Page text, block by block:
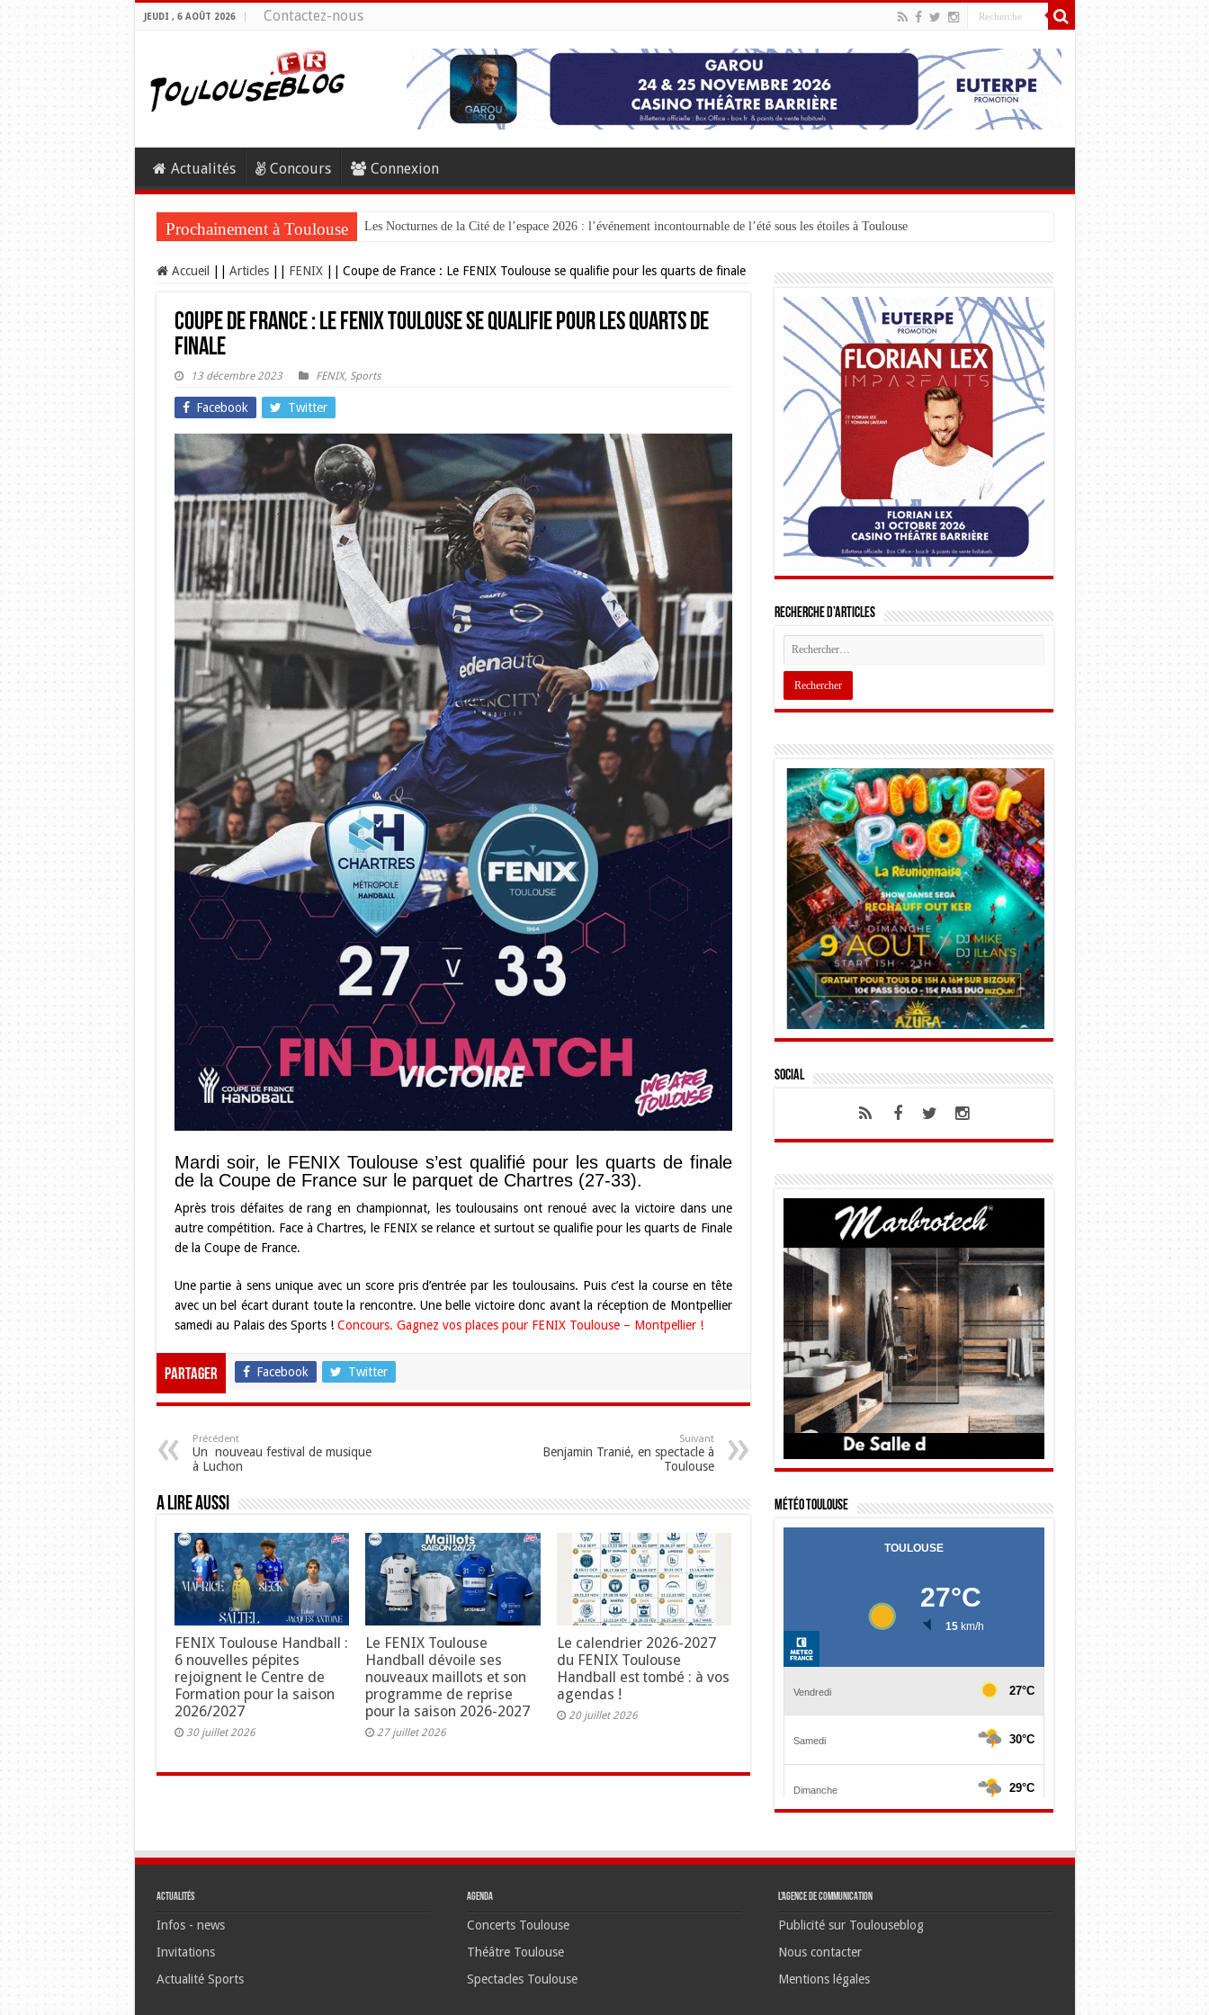
JEUDI , 6 AOÛT 2026 Contactez-nous
Actualités Concours Connexion
Prochainement à Toulouse Les Nocturnes de la Cité de l’espace 2026 : l’événement incontournable de l’été sous les étoiles à Toulouse
Accueil Articles FENIX Coupe de France : Le FENIX Toulouse se qualifie pour les quarts de finale
Coupe de France : Le FENIX Toulouse se qualifie pour les quarts de
finale
13 décembre 2023 FENIX, Sports
Facebook Twitter
Mardi soir, le FENIX Toulouse s’est qualifié pour les quarts de finale
de la Coupe de France sur le parquet de Chartres (27-33).
Après trois défaites de rang en championnat, les toulousains ont renoué avec la victoire dans une
autre compétition. Face à Chartres, le FENIX se relance et surtout se qualifie pour les quarts de Finale
de la Coupe de France.
Une partie à sens unique avec un score pris d’entrée par les toulousains. Puis c’est la course en tête
avec un bel écart durant toute la rencontre. Une belle victoire donc avant la réception de Montpellier
samedi au Palais des Sports ! Concours. Gagnez vos places pour FENIX Toulouse – Montpellier !
Partager Facebook Twitter
Précédent
Un nouveau festival de musique
à Luchon
Suivant
Benjamin Tranié, en spectacle à
Toulouse
A lire aussi
FENIX Toulouse Handball :
6 nouvelles pépites
rejoignent le Centre de
Formation pour la saison
2026/2027
30 juillet 2026
Le FENIX Toulouse
Handball dévoile ses
nouveaux maillots et son
programme de reprise
pour la saison 2026-2027
27 juillet 2026
Le calendrier 2026-2027
du FENIX Toulouse
Handball est tombé : à vos
agendas !
20 juillet 2026
Recherche d’articles
Social
Météo Toulouse
Actualités
Infos - news
Invitations
Actualité Sports
Agenda
Concerts Toulouse
Théâtre Toulouse
Spectacles Toulouse
L’agence de communication
Publicité sur Toulouseblog
Nous contacter
Mentions légales